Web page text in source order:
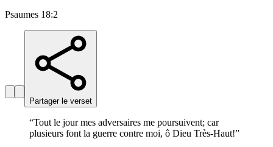
Psaumes 18:2
Partager le verset
“Tout le jour mes adversaires me poursuivent; car
plusieurs font la guerre contre moi, ô Dieu Très-Haut!”